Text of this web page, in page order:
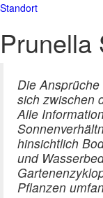
Standort
Prunella
Die
sich zwischen
Alle
hinsichtlich
und
Pflanzen